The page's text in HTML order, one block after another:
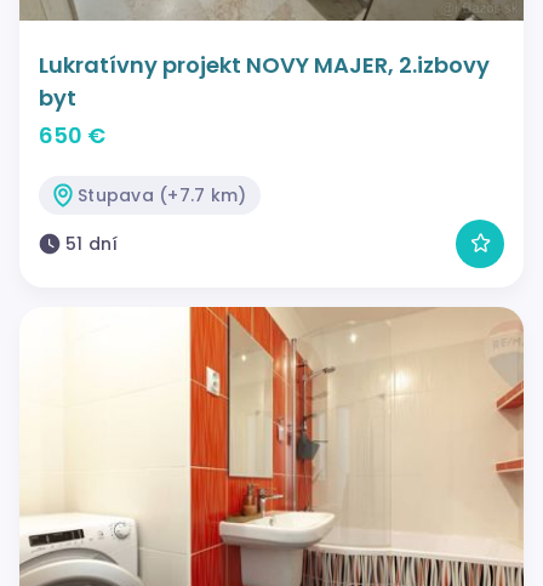
Lukratívny projekt NOVY MAJER, 2.izbovy
byt
650 €
Stupava (+7.7 km)
51 dní